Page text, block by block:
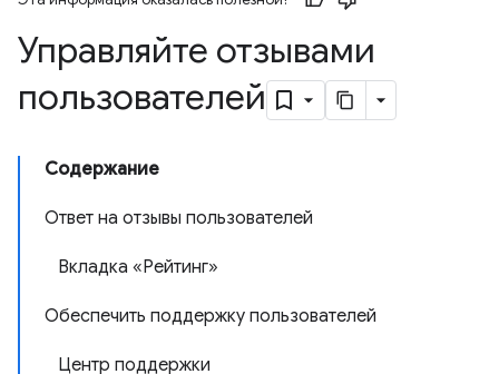
Управляйте отзывами
пользователей
Содержание
Ответ на отзывы пользователей
Вкладка «Рейтинг»
Обеспечить поддержку пользователей
Центр поддержки